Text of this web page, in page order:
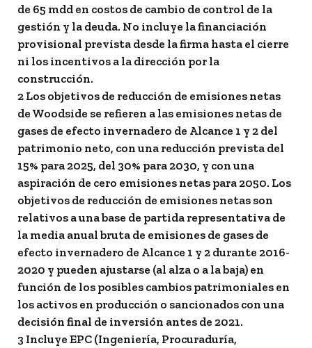
de 65 mdd en costos de cambio de control de la
gestión y la deuda. No incluye la financiación
provisional prevista desde la firma hasta el cierre
ni los incentivos a la dirección por la
construcción.
2 Los objetivos de reducción de emisiones netas
de Woodside se refieren a las emisiones netas de
gases de efecto invernadero de Alcance 1 y 2 del
patrimonio neto, con una reducción prevista del
15% para 2025, del 30% para 2030, y con una
aspiración de cero emisiones netas para 2050. Los
objetivos de reducción de emisiones netas son
relativos a una base de partida representativa de
la media anual bruta de emisiones de gases de
efecto invernadero de Alcance 1 y 2 durante 2016-
2020 y pueden ajustarse (al alza o a la baja) en
función de los posibles cambios patrimoniales en
los activos en producción o sancionados con una
decisión final de inversión antes de 2021.
3 Incluye EPC (Ingeniería, Procuraduría,